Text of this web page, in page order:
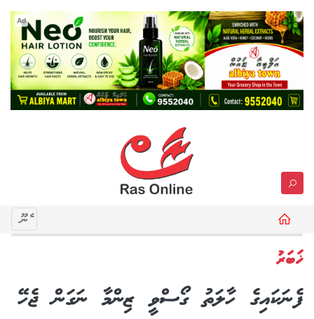
Ad
މެނޫ
ޚަބަރު
ފެނަކައިގެ ހާލަތު ގޯސްވީ ޒިންމާ ނަގަން ޖެހޭ